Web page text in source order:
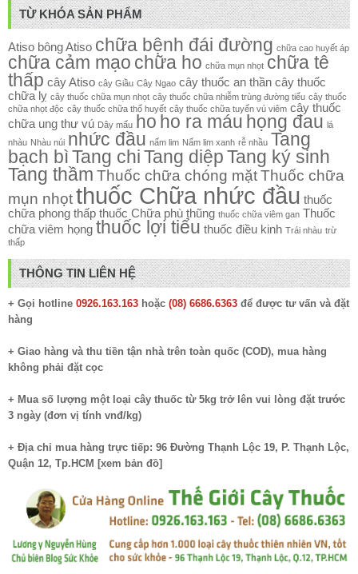
TỪ KHÓA SẢN PHẨM
Atiso bông Atiso chữa bệnh đái đường chữa cao huyết áp
chữa cảm mạo chữa ho chữa mụn nhọt chữa tê
thấp cây Atiso cây Giầu Cây Ngao cây thuốc an thần cây thuốc
chữa lỵ cây thuốc chữa mụn nhọt cây thuốc chữa nhiễm trùng đường tiểu cây thuốc
chữa nhọt độc cây thuốc chữa thổ huyết cây thuốc chữa tuyến vú viêm cây thuốc
chữa ung thư vú Dây mấu ho ho ra máu họng đau lá
nhàu Nhàu núi nhức đầu nấm lim Nấm lim xanh rễ nhầu Tang
bạch bì Tang chi Tang diệp Tang ký sinh
Tang thầm Thuốc chữa chóng mặtThuốc chữa
mụn nhọtthuốc Chữa nhức đầu thuốc
chữa phong thấp thuốc Chữa phù thũng thuốc chữa viêm gan Thuốc
chữa viêm họng thuốc lợi tiểu thuốc điều kinh Trái nhàu trừ
thấp
THÔNG TIN LIÊN HỆ
+ Gọi hotline 0926.163.163 hoặc (08) 6686.6363 để được tư vấn và đặt
hàng
+ Giao hàng và thu tiền tận nhà trên toàn quốc (COD), mua hàng
không phải đặt cọc
+ Mua số lượng một loại cây thuốc từ 5kg trở lên vui lòng đặt trước
3 ngày (đơn vị tính vnđ/kg)
+ Địa chỉ mua hàng trực tiếp: 96 Đường Thạnh Lộc 19, P. Thạnh Lộc,
Quận 12, Tp.HCM [xem bản đồ]